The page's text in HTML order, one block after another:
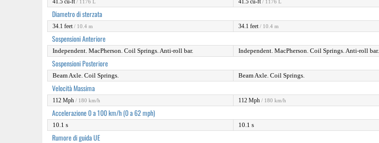
/ 1176 L / 1176 L
Diametro di sterzata
34.1 feet / 10.4 m 34.1 feet / 10.4 m
Sospensioni Anteriore
Independent. MacPherson. Coil Springs. Anti-roll bar. Independent. MacPherson. Coil Springs. Anti-roll bar.
Sospensioni Posteriore
Beam Axle. Coil Springs. Beam Axle. Coil Springs.
Velocità Massima
112 Mph / 180 km/h 112 Mph / 180 km/h
Accelerazione 0 a 100 km/h (0 a 62 mph)
10.1 s 10.1 s
Rumore di guida UE